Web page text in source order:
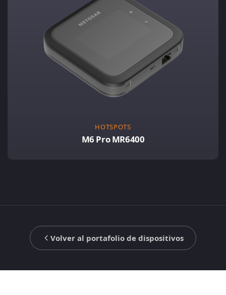
HOTSPOTS
M6 Pro MR6400
Volver al portafolio de dispositivos